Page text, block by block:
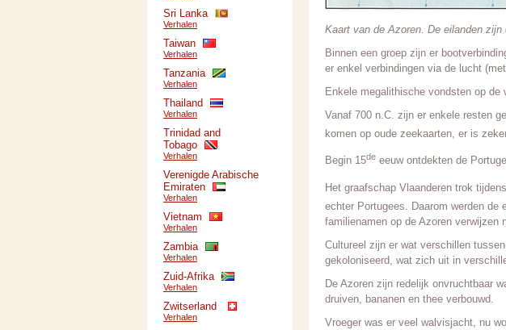
Kaart van de Azoren. De eilanden
Binnen een groep zijn er
er enkel verbindingen via de lucht
Enkele megalithische vondsten op de
Vanaf 700 n.C. zijn er enkele resten
komen op oude zeekaarten, er is
Begin 15de eeuw ontdekten de
Het graafschap Vlaanderen trok
echter Portugees. Daarom werden
familienamen op de Azoren verwijzen
Cultureel zijn er wat verschillen
gekoloniseerd, wat zich uit in
De Azoren zijn redelijk onvruchtbaar
druiven, bananen en thee verbouwd.
Vroeger was er veel walvisjacht, nu
Sri Lanka
Verhalen
Taiwan
Verhalen
Tanzania
Verhalen
Thailand
Verhalen
Trinidad and
Tobago
Verhalen
Verenigde Arabische
Emiraten
Verhalen
Vietnam
Verhalen
Zambia
Verhalen
Zuid-Afrika
Verhalen
Zwitserland
Verhalen